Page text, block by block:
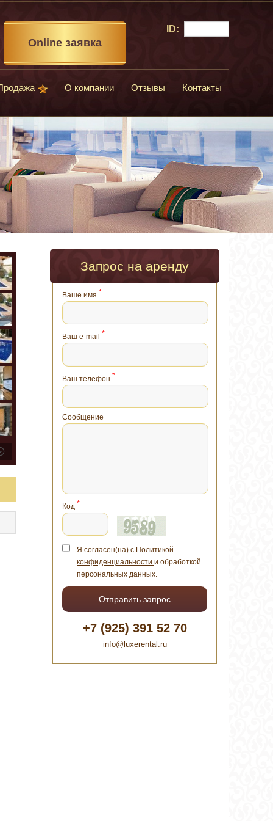
Online заявка
ID:
О компании Отзывы Контакты
Запрос на аренду
Ваше имя *
Ваш e-mail *
Ваш телефон *
Сообщение
Код *
Я согласен(на) с Политикой
конфиденциальности и обработкой
персональных данных.
Отправить запрос
+7 (925) 391 52 70
info@luxerental.ru